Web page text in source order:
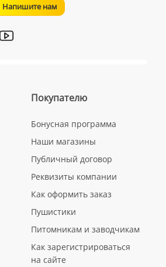
Напишите нам
Покупателю
Бонусная программа
Наши магазины
Публичный договор
Реквизиты компании
Как оформить заказ
Пушистики
Питомникам и заводчикам
Как зарегистрироваться
на сайте